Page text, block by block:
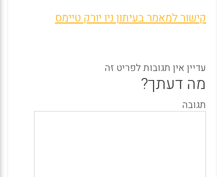
קישור למאמר בעיתון ניו יורק טיימס
עדיין אין תגובות לפריט זה
מה דעתך?
תגובה